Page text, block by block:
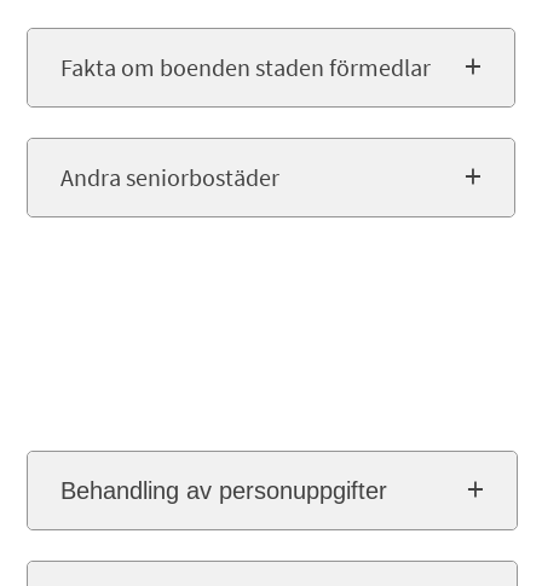
Fakta om boenden staden förmedlar
Andra seniorbostäder
Behandling av personuppgifter